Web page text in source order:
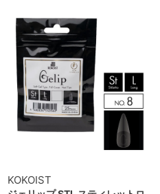
KOKOIST